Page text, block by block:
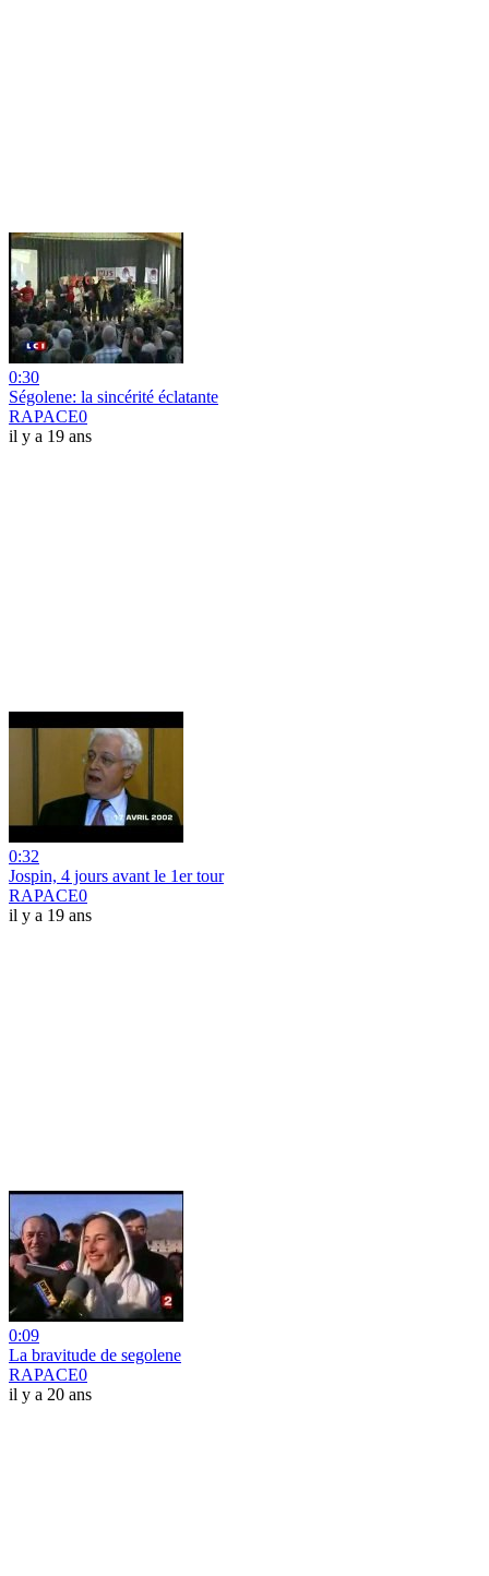
0:30
Ségolene: la sincérité éclatante
RAPACE0
il y a 19 ans
0:32
Jospin, 4 jours avant le 1er tour
RAPACE0
il y a 19 ans
0:09
La bravitude de segolene
RAPACE0
il y a 20 ans